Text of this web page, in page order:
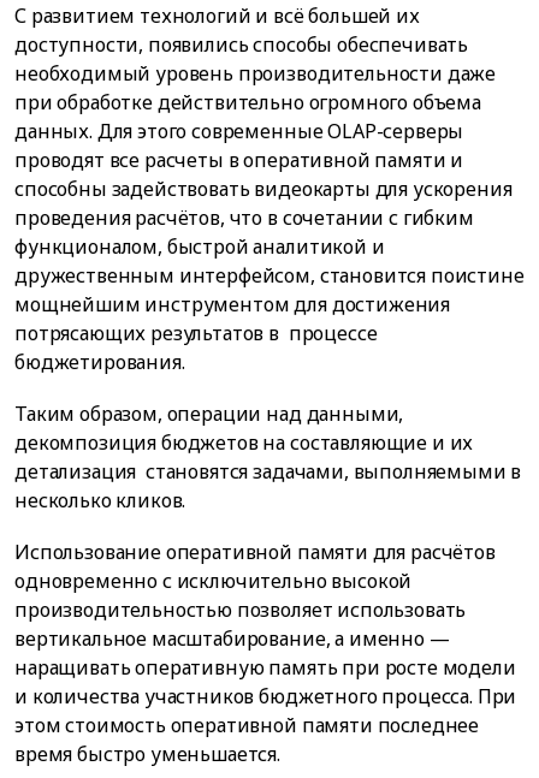
С развитием технологий и всё большей их
доступности, появились способы обеспечивать
необходимый уровень производительности даже
при обработке действительно огромного объема
данных. Для этого современные OLAP-серверы
проводят все расчеты в оперативной памяти и
способны задействовать видеокарты для ускорения
проведения расчётов, что в сочетании с гибким
функционалом, быстрой аналитикой и
дружественным интерфейсом, становится поистине
мощнейшим инструментом для достижения
потрясающих результатов в процессе
бюджетирования.
Таким образом, операции над данными,
декомпозиция бюджетов на составляющие и их
детализация становятся задачами, выполняемыми в
несколько кликов.
Использование оперативной памяти для расчётов
одновременно с исключительно высокой
производительностью позволяет использовать
вертикальное масштабирование, а именно —
наращивать оперативную память при росте модели
и количества участников бюджетного процесса. При
этом стоимость оперативной памяти последнее
время быстро уменьшается.